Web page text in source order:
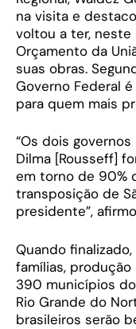
na visita e
voltou a ter, neste
Orçamento da
suas obras.
Governo Federal
para quem mais
“Os dois
Dilma [Rousseff]
em torno de 90%
transposição de
presidente”,
Quando
famílias,
390 municípios do
Rio Grande do
brasileiros serão